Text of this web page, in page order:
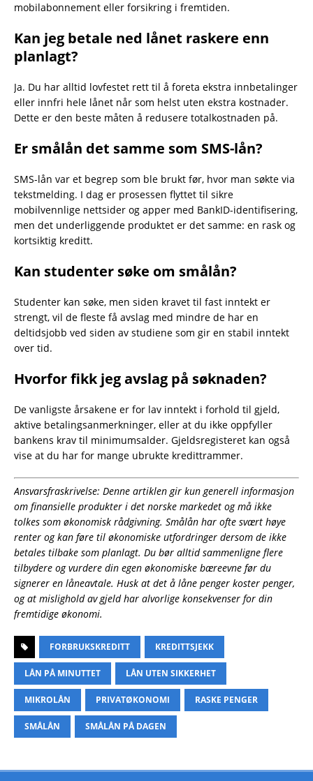
mobilabonnement eller forsikring i fremtiden.
Kan jeg betale ned lånet raskere enn
planlagt?
Ja. Du har alltid lovfestet rett til å foreta ekstra innbetalinger
eller innfri hele lånet når som helst uten ekstra kostnader.
Dette er den beste måten å redusere totalkostnaden på.
Er smålån det samme som SMS-lån?
SMS-lån var et begrep som ble brukt før, hvor man søkte via
tekstmelding. I dag er prosessen flyttet til sikre
mobilvennlige nettsider og apper med BankID-identifisering,
men det underliggende produktet er det samme: en rask og
kortsiktig kreditt.
Kan studenter søke om smålån?
Studenter kan søke, men siden kravet til fast inntekt er
strengt, vil de fleste få avslag med mindre de har en
deltidsjobb ved siden av studiene som gir en stabil inntekt
over tid.
Hvorfor fikk jeg avslag på søknaden?
De vanligste årsakene er for lav inntekt i forhold til gjeld,
aktive betalingsanmerkninger, eller at du ikke oppfyller
bankens krav til minimumsalder. Gjeldsregisteret kan også
vise at du har for mange ubrukte kredittrammer.
Ansvarsfraskrivelse: Denne artiklen gir kun generell informasjon
om finansielle produkter i det norske markedet og må ikke
tolkes som økonomisk rådgivning. Smålån har ofte svært høye
renter og kan føre til økonomiske utfordringer dersom de ikke
betales tilbake som planlagt. Du bør alltid sammenligne flere
tilbydere og vurdere din egen økonomiske bæreevne før du
signerer en låneavtale. Husk at det å låne penger koster penger,
og at mislighold av gjeld har alvorlige konsekvenser for din
fremtidige økonomi.
FORBRUKSKREDITT KREDITTSJEKK
LÅN PÅ MINUTTET LÅN UTEN SIKKERHET
MIKROLÅN PRIVATØKONOMI RASKE PENGER
SMÅLÅN SMÅLÅN PÅ DAGEN